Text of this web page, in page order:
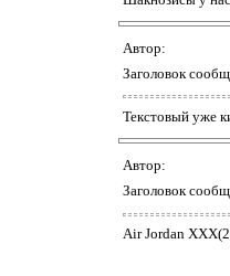
Автор:
Заголовок
Текстовый уже
Автор:
Заголовок
Air Jordan